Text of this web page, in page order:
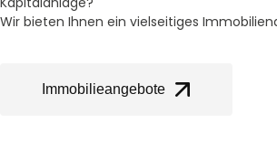
Wir bieten Ihnen ein vielseitiges
Immobilieangebote